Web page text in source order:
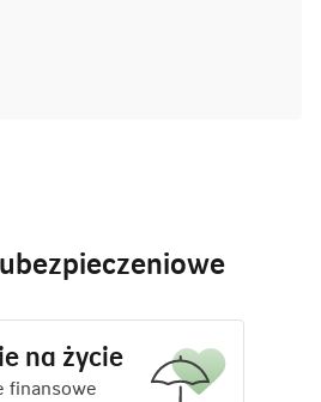
na życie
finansowe